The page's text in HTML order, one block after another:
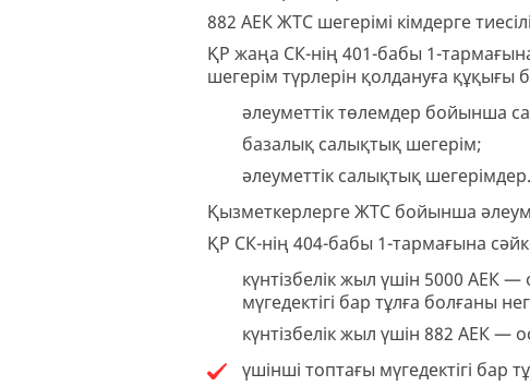
882 АЕК ЖТС шегерімі кімдерге
ҚР жаңа СК-нің 401-бабы 1-
шегерім түрлерін қолдануға құқығы
әлеуметтік төлемдер бойынша
базалық салықтық шегерім;
әлеуметтік салықтық шегерімдер.
Қызметкерлерге ЖТС бойынша
ҚР СК-нің 404-бабы 1-тармағына
күнтізбелік жыл үшін 5000 АЕК
мүгедектігі бар тұлға болғаны
күнтізбелік жыл үшін 882 АЕК —
үшінші топтағы мүгедектігі бар